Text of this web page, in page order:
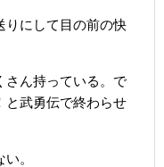
りにして目の前の快
さん持っている。で
と武勇伝で終わらせ
。